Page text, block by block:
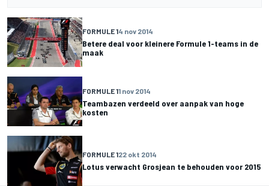
FORMULE 14 nov 2014
Betere deal voor kleinere Formule 1-teams in de
maak
FORMULE 11 nov 2014
Teambazen verdeeld over aanpak van hoge
kosten
FORMULE 122 okt 2014
Lotus verwacht Grosjean te behouden voor 2015